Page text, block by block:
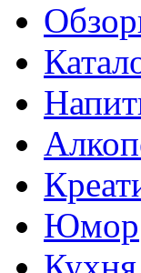
Юмор